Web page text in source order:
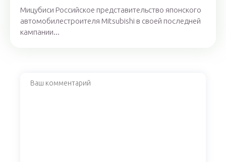
Мицубиси Российское представительство японского
автомобилестроителя Mitsubishi в своей последней
кампании...